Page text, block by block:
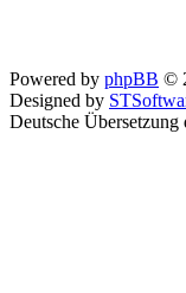
Powered by phpBB ©
Designed by
Deutsche Übersetzung